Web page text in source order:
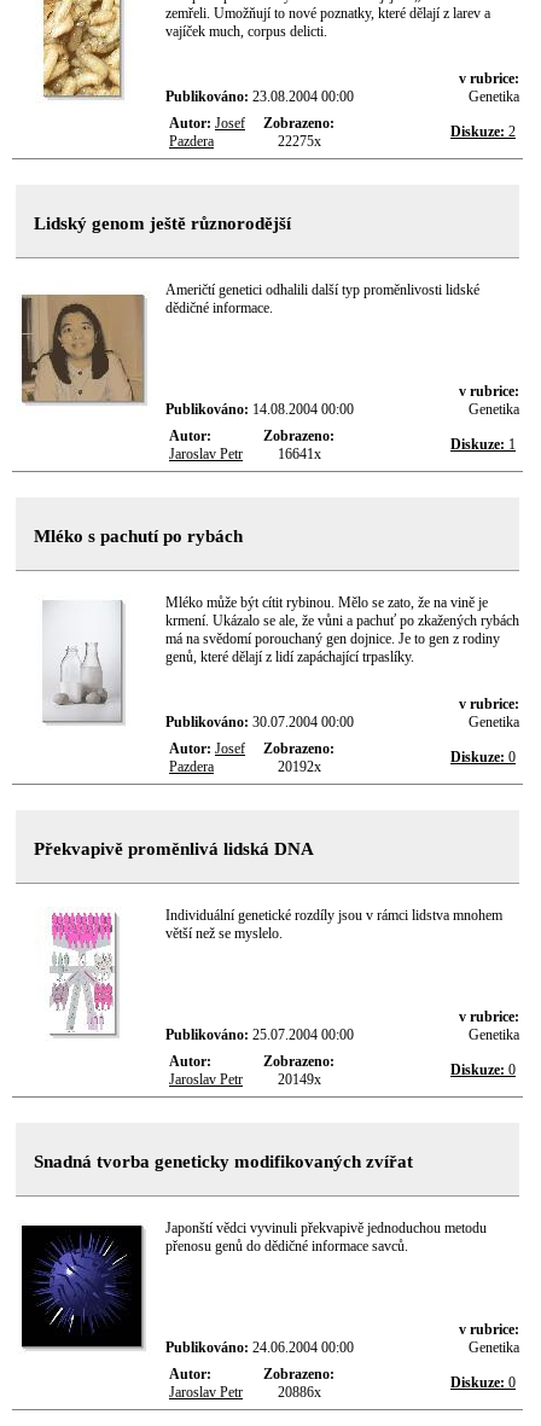
zemřeli. Umožňují to nové poznatky, které dělají z larev a
vajíček much, corpus delicti.
Publikováno: 23.08.2004 00:00
v rubrice:
Genetika
Autor: Josef
Pazdera
Zobrazeno:
22275x
Diskuze: 2
Lidský genom ještě různorodější
Američtí genetici odhalili další typ proměnlivosti lidské
dědičné informace.
Publikováno: 14.08.2004 00:00
v rubrice:
Genetika
Autor:
Jaroslav Petr
Zobrazeno:
16641x
Diskuze: 1
Mléko s pachutí po rybách
Mléko může být cítit rybinou. Mělo se zato, že na vině je
krmení. Ukázalo se ale, že vůni a pachuť po zkažených rybách
má na svědomí porouchaný gen dojnice. Je to gen z rodiny
genů, které dělají z lidí zapáchající trpaslíky.
Publikováno: 30.07.2004 00:00
v rubrice:
Genetika
Autor: Josef
Pazdera
Zobrazeno:
20192x
Diskuze: 0
Překvapivě proměnlivá lidská DNA
Individuální genetické rozdíly jsou v rámci lidstva mnohem
větší než se myslelo.
Publikováno: 25.07.2004 00:00
v rubrice:
Genetika
Autor:
Jaroslav Petr
Zobrazeno:
20149x
Diskuze: 0
Snadná tvorba geneticky modifikovaných zvířat
Japonští vědci vyvinuli překvapivě jednoduchou metodu
přenosu genů do dědičné informace savců.
Publikováno: 24.06.2004 00:00
v rubrice:
Genetika
Autor:
Jaroslav Petr
Zobrazeno:
20886x
Diskuze: 0